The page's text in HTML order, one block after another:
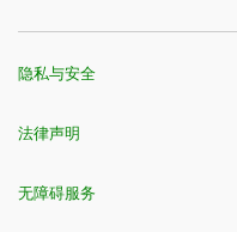
隐私与安全
法律声明
无障碍服务